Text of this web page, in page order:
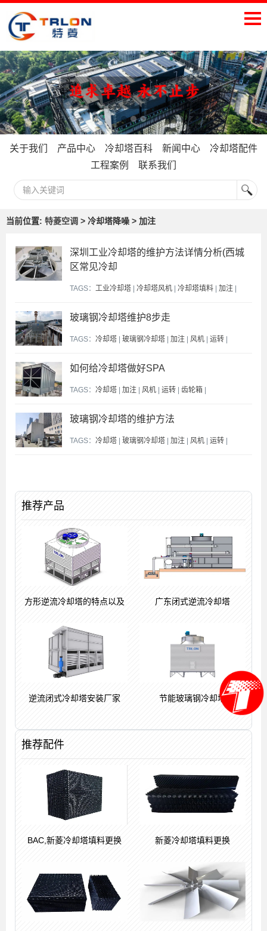
关于我们 产品中心 冷却塔百科 新闻中心
冷却塔配件
工程案例
联系我们
当前位置: 特菱空调 > 冷却塔降噪 > 加注
深圳工业冷却塔的维护方法详情分析(西城
区常见冷却
TAGS： 工业冷却塔 | 冷却塔风机 | 冷却塔填料 | 加注 |
玻璃钢冷却塔维护8步走
TAGS： 冷却塔 | 玻璃钢冷却塔 | 加注 | 风机 | 运转 |
如何给冷却塔做好SPA
TAGS： 冷却塔 | 加注 | 风机 | 运转 | 齿轮箱 |
玻璃钢冷却塔的维护方法
TAGS： 冷却塔 | 玻璃钢冷却塔 | 加注 | 风机 | 运转 |
推荐产品
方形逆流冷却塔的特点以及 广东闭式逆流冷却塔
逆流闭式冷却塔安装厂家 节能玻璃钢冷却塔
推荐配件
BAC,新菱冷却塔填料更换 新菱冷却塔填料更换